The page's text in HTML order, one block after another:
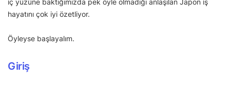
iç yüzüne baktığımızda pek öyle olmadığı anlaşılan Japon iş
hayatını çok iyi özetliyor.
Öyleyse başlayalım.
Giriş